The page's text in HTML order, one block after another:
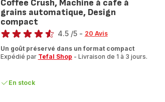
Coffee Crush, Machine à café à
grains automatique, Design
compact
Note
4.5 /5 - 20 Avis
Un goût préservé dans un format compact
Expédié par Tefal Shop - Livraison de 1 à 3 jours.
En stock